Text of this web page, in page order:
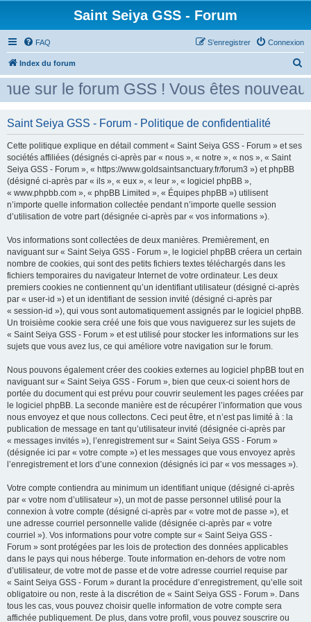
Saint Seiya GSS - Forum
FAQ Connexion
S’enregistrer
Index du forum
e
c
sur le forum GSS ! Vous êtes
Saint Seiya GSS - Forum - Politique de confidentialité
Cette politique explique en détail comment « Saint Seiya GSS - Forum » et ses
sociétés affiliées (désignés ci-après par « nous », « notre », « nos », « Saint
Seiya GSS - Forum », « https://www.goldsaintsanctuary.fr/forum3 ») et phpBB
(désigné ci-après par « ils », « eux », « leur », « logiciel phpBB »,
« www.phpbb.com », « phpBB Limited », « Équipes phpBB ») utilisent
n’importe quelle information collectée pendant n’importe quelle session
d’utilisation de votre part (désignée ci-après par « vos informations »).
Vos informations sont collectées de deux manières. Premièrement, en
naviguant sur « Saint Seiya GSS - Forum », le logiciel phpBB créera un certain
nombre de cookies, qui sont des petits fichiers textes téléchargés dans les
fichiers temporaires du navigateur Internet de votre ordinateur. Les deux
premiers cookies ne contiennent qu’un identifiant utilisateur (désigné ci-après
par « user-id ») et un identifiant de session invité (désigné ci-après par
« session-id »), qui vous sont automatiquement assignés par le logiciel phpBB.
Un troisième cookie sera créé une fois que vous naviguerez sur les sujets de
« Saint Seiya GSS - Forum » et est utilisé pour stocker les informations sur les
sujets que vous avez lus, ce qui améliore votre navigation sur le forum.
Nous pouvons également créer des cookies externes au logiciel phpBB tout en
naviguant sur « Saint Seiya GSS - Forum », bien que ceux-ci soient hors de
portée du document qui est prévu pour couvrir seulement les pages créées par
le logiciel phpBB. La seconde manière est de récupérer l’information que vous
nous envoyez et que nous collectons. Ceci peut être, et n’est pas limité à : la
publication de message en tant qu’utilisateur invité (désignée ci-après par
« messages invités »), l’enregistrement sur « Saint Seiya GSS - Forum »
(désignée ici par « votre compte ») et les messages que vous envoyez après
l’enregistrement et lors d’une connexion (désignés ici par « vos messages »).
Votre compte contiendra au minimum un identifiant unique (désigné ci-après
par « votre nom d’utilisateur »), un mot de passe personnel utilisé pour la
connexion à votre compte (désigné ci-après par « votre mot de passe »), et
une adresse courriel personnelle valide (désignée ci-après par « votre
courriel »). Vos informations pour votre compte sur « Saint Seiya GSS -
Forum » sont protégées par les lois de protection des données applicables
dans le pays qui nous héberge. Toute information en-dehors de votre nom
d’utilisateur, de votre mot de passe et de votre adresse courriel requise par
« Saint Seiya GSS - Forum » durant la procédure d’enregistrement, qu’elle soit
obligatoire ou non, reste à la discrétion de « Saint Seiya GSS - Forum ». Dans
tous les cas, vous pouvez choisir quelle information de votre compte sera
affichée publiquement. De plus, dans votre profil, vous pouvez souscrire ou